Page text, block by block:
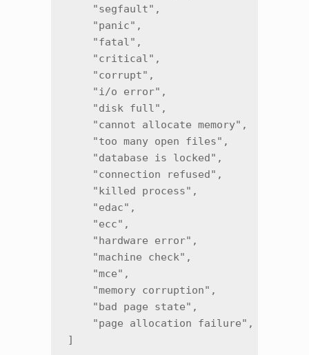
    "segfault",
    "panic",
    "fatal",
    "critical",
    "corrupt",
    "i/o error",
    "disk full",
    "cannot allocate memory",
    "too many open files",
    "database is locked",
    "connection refused",
    "killed process",
    "edac",
    "ecc",
    "hardware error",
    "machine check",
    "mce",
    "memory corruption",
    "bad page state",
    "page allocation failure",
]